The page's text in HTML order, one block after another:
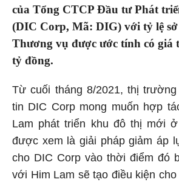
của Tổng CTCP Đầu tư Phát
(DIC Corp, Mã: DIG) với tỷ lệ
Thương vụ được ước tính có giá
tỷ đồng.
Từ cuối tháng 8/2021, thị
tin DIC Corp mong muốn hợp
Lam phát triển khu đô thị mới
được xem là giải pháp giảm áp
cho DIC Corp vào thời điểm đó
với Him Lam sẽ tạo điều kiện